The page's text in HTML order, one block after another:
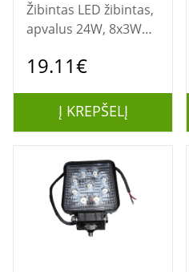
Žibintas LED žibintas,
apvalus 24W, 8x3W
19.11€
Į KREPŠELĮ